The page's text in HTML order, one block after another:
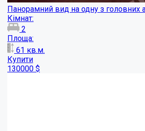
Двокімнатна квартира в ЖК "Оскар"...
Кімнат:
2
Площа:
51.48кв.м.
Купити
100000 $